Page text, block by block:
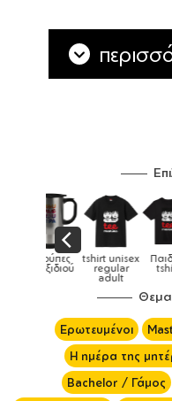
Παιδικό
tshirt
Drill
Καπέλα
ενηλίκων
Ερωτευμένοι
Η ημέρα της
Bachelor / Γάμος